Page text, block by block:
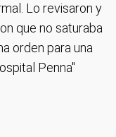
Lo revisaron y
que no saturaba
orden para una
Penna"